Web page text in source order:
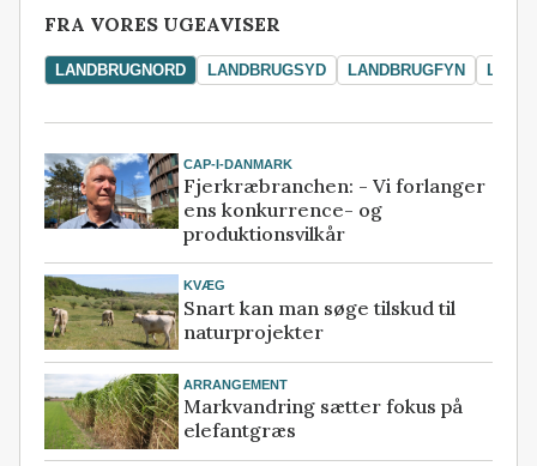
FRA VORES UGEAVISER
LANDBRUGNORD LANDBRUGSYD LANDBRUGFYN
CAP-I-DANMARK
Fjerkræbranchen: - Vi forlanger
ens konkurrence- og
produktionsvilkår
KVÆG
Snart kan man søge tilskud til
naturprojekter
ARRANGEMENT
Markvandring sætter fokus på
elefantgræs